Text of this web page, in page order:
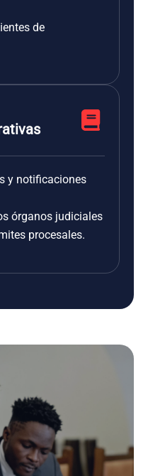
de
y notificaciones
órganos judiciales
procesales.